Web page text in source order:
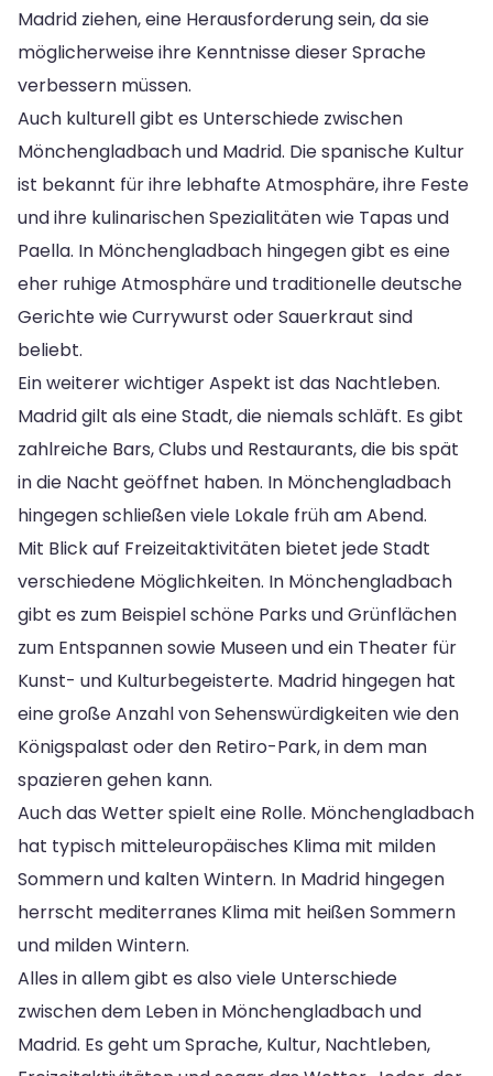
Madrid ziehen, eine Herausforderung sein, da sie
möglicherweise ihre Kenntnisse dieser Sprache
verbessern müssen.
Auch kulturell gibt es Unterschiede zwischen
Mönchengladbach und Madrid. Die spanische Kultur
ist bekannt für ihre lebhafte Atmosphäre, ihre Feste
und ihre kulinarischen Spezialitäten wie Tapas und
Paella. In Mönchengladbach hingegen gibt es eine
eher ruhige Atmosphäre und traditionelle deutsche
Gerichte wie Currywurst oder Sauerkraut sind
beliebt.
Ein weiterer wichtiger Aspekt ist das Nachtleben.
Madrid gilt als eine Stadt, die niemals schläft. Es gibt
zahlreiche Bars, Clubs und Restaurants, die bis spät
in die Nacht geöffnet haben. In Mönchengladbach
hingegen schließen viele Lokale früh am Abend.
Mit Blick auf Freizeitaktivitäten bietet jede Stadt
verschiedene Möglichkeiten. In Mönchengladbach
gibt es zum Beispiel schöne Parks und Grünflächen
zum Entspannen sowie Museen und ein Theater für
Kunst- und Kulturbegeisterte. Madrid hingegen hat
eine große Anzahl von Sehenswürdigkeiten wie den
Königspalast oder den Retiro-Park, in dem man
spazieren gehen kann.
Auch das Wetter spielt eine Rolle. Mönchengladbach
hat typisch mitteleuropäisches Klima mit milden
Sommern und kalten Wintern. In Madrid hingegen
herrscht mediterranes Klima mit heißen Sommern
und milden Wintern.
Alles in allem gibt es also viele Unterschiede
zwischen dem Leben in Mönchengladbach und
Madrid. Es geht um Sprache, Kultur, Nachtleben,